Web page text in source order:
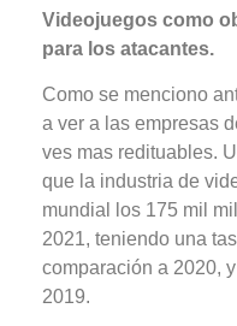
Videojuegos como
para los atacantes.
Como se menciono
a ver a las empresas
ves mas redituables.
que la industria de
mundial los 175 mil
2021, teniendo una
comparación a 2020,
2019.